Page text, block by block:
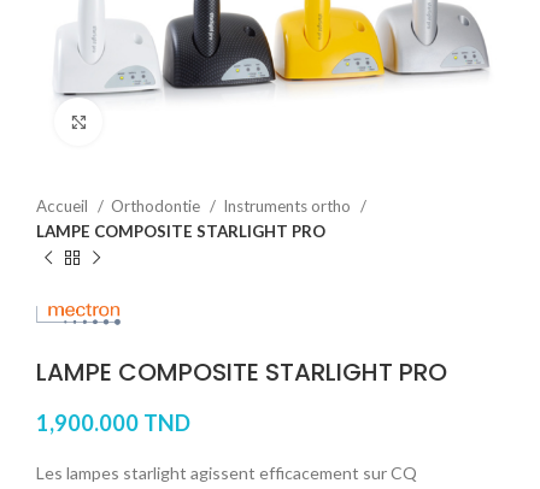
Accueil Orthodontie
Instruments ortho
LAMPE COMPOSITE STARLIGHT PRO
LAMPE COMPOSITE STARLIGHT PRO
1,900.000 TND
Les lampes starlight agissent efficacement sur CQ